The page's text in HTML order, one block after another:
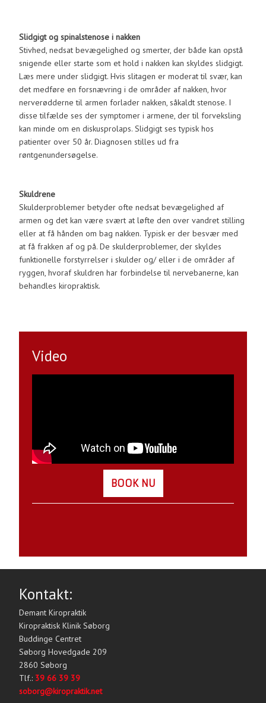
Slidgigt og spinalstenose i nakken
Stivhed, nedsat bevægelighed og smerter, der både kan opstå
snigende eller starte som et hold i nakken kan skyldes slidgigt.
Læs mere under slidgigt. Hvis slitagen er moderat til svær, kan
det medføre en forsnævring i de områder af nakken, hvor
nerverødderne til armen forlader nakken, såkaldt stenose. I
disse tilfælde ses der symptomer i armene, der til forveksling
kan minde om en diskusprolaps. Slidgigt ses typisk hos
patienter over 50 år. Diagnosen stilles ud fra
røntgenundersøgelse.
​Skuldrene
Skulderproblemer betyder ofte nedsat bevægelighed af
armen og det kan være svært at løfte den over vandret stilling
eller at få hånden om bag nakken. Typisk er der besvær med
at få frakken af og på. De skulderproblemer, der skyldes
funktionelle forstyrrelser i skulder og/ eller i de områder af
ryggen, hvoraf skuldren har forbindelse til nervebanerne, kan
behandles kiropraktisk.
Video
BOOK NU​
Kontakt:
Demant Kiropraktik
Kiropraktisk Klinik Søborg
Buddinge Centret
Søborg Hovedgade 209
2860 Søborg
Tlf.: 39 66 39 39
soborg@kiropraktik.net